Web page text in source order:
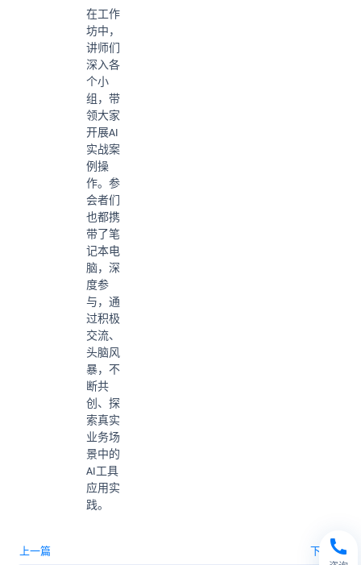
在工作
坊中，
讲师们
深入各
个小
组，带
领大家
开展AI
实战案
例操
作。参
会者们
也都携
带了笔
记本电
脑，深
度参
与，通
过积极
交流、
头脑风
暴，不
断共
创、探
索真实
业务场
景中的
AI工具
应用实
践。
上一篇 下一篇